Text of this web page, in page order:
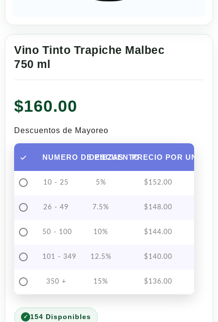
Vino Tinto Trapiche Malbec
750 ml
$160.00
Descuentos de Mayoreo
NUMERO DE PIEZAS
DESCUENTOPRECIO POR UNIDAD
10 - 25 5% $152.00
26 - 49 7.5% $148.00
50 - 100 10% $144.00
101 - 349 12.5% $140.00
350 + 15% $136.00
154 Disponibles